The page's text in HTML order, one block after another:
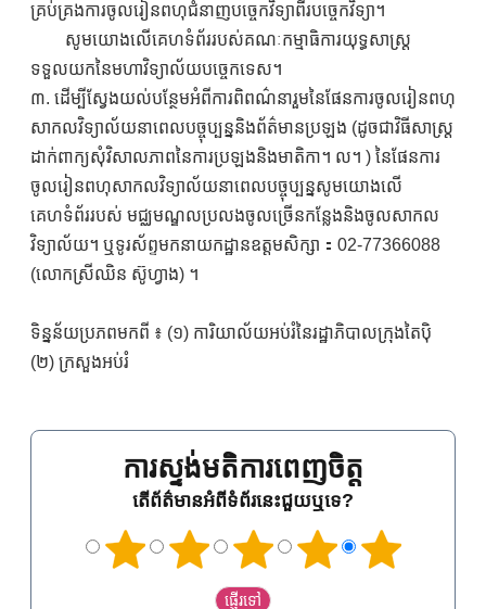
គ្រប់គ្រងការចូលរៀនពហុជំនាញបច្ចេកវិទ្យាពីរបច្ចេកវិទ្យា។
សូមយោងលើគេហទំព័ររបស់គណៈកម្មាធិការយុទ្ធសាស្ត្រ
ទទួលយកនៃមហាវិទ្យាល័យបច្ចេកទេស។
៣. ដើម្បីស្វែងយល់បន្ថែមអំពីការពិពណ៌នារួមនៃផែនការចូលរៀនពហុ
សាកលវិទ្យាល័យនាពេលបច្ចុប្បន្ននិងព័ត៌មានប្រឡង (ដូចជាវិធីសាស្ត្រ
ដាក់ពាក្យសុំវិសាលភាពនៃការប្រឡងនិងមាតិកា។ ល។ ) នៃផែនការ
ចូលរៀនពហុសាកលវិទ្យាល័យនាពេលបច្ចុប្បន្នសូមយោងលើ
គេហទំព័ររបស់ មជ្ឈមណ្ឌលប្រលងចូលច្រើនកន្លែងនិងចូលសាកល
វិទ្យាល័យ។ ឬទូរស័ព្ទមកនាយកដ្ឋានឧត្តមសិក្សា：02-77366088
(លោកស្រីឈិន ស៊ូហ្វាង) ។
ទិន្នន័យប្រភពមកពី ៖ (១) ការិយាល័យអប់រំនៃរដ្ឋាភិបាលក្រុងតៃប៉ិ
(២) ក្រសួងអប់រំ
ការស្ទង់មតិការពេញចិត្ត
តើព័ត៌មានអំពីទំព័រនេះជួយឬទេ?